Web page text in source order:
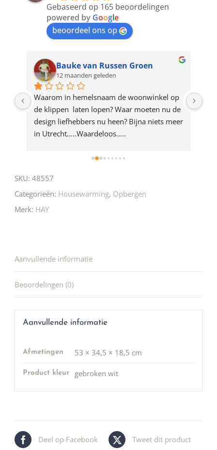
product
Gebaseerd op 165 beoordelingen
powered by Google
beoordeel ons op
Bauke van Russen Groen
12 maanden geleden
Waarom in hemelsnaam de woonwinkel op
de klippen  laten lopen? Waar moeten nu de
design liefhebbers nu heen? Bijna niets meer
in Utrecht…..Waardeloos…..
SKU: 48557
Categorieën: Housewarming, Opbergen
Merk: HAY
Aanvullende informatie
Beoordelingen (0)
Aanvullende informatie
Afmetingen 53 × 34,5 × 18,5 cm
Product kleur gebroken wit
Deel op Facebook Tweet dit product